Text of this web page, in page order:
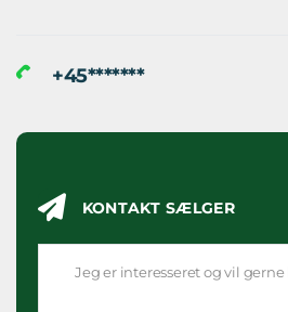
+45*******
KONTAKT SÆLGER